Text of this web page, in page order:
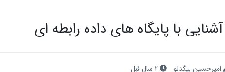
آشنایی با پایگاه های داده رابطه ای
امیرحسین بیگدلو